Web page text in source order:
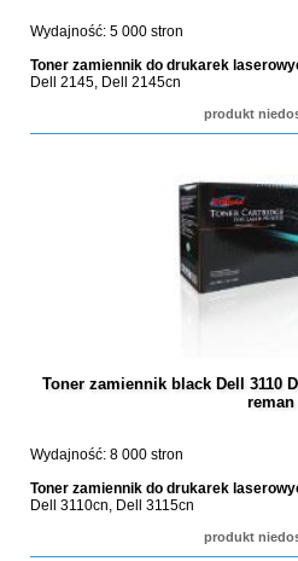
Wydajność: 5 000 stron
Toner zamiennik do drukarek
Dell 2145, Dell 2145cn
produkt
Toner zamiennik black Dell 3110
reman
Wydajność: 8 000 stron
Toner zamiennik do drukarek
Dell 3110cn, Dell 3115cn
produkt